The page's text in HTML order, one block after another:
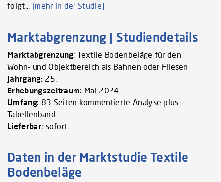
folgt... [mehr in der Studie]
Marktabgrenzung | Studiendetails
Marktabgrenzung: Textile Bodenbeläge für den
Wohn- und Objektbereich als Bahnen oder Fliesen
Jahrgang:25.
Erhebungszeitraum: Mai 2024
Umfang: 83 Seiten kommentierte Analyse plus
Tabellenband
Lieferbar: sofort
Daten in der Marktstudie Textile
Bodenbeläge